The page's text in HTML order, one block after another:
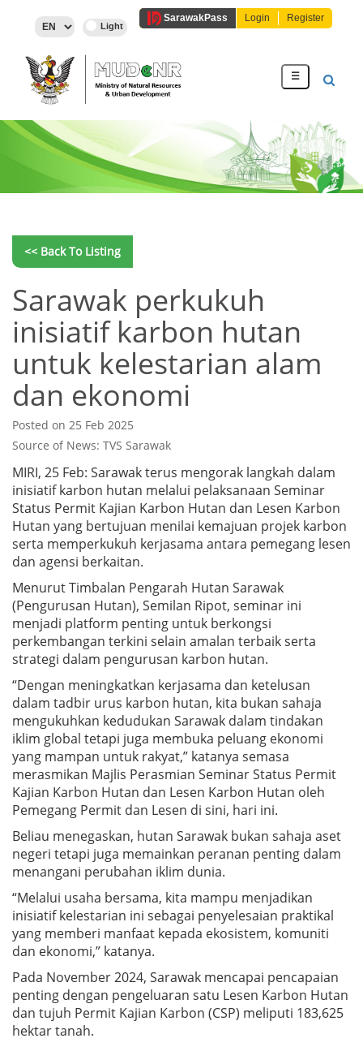
SarawakPass Login Register
☰
<< Back To Listing
Sarawak perkukuh
inisiatif karbon hutan
untuk kelestarian alam
dan ekonomi
Posted on 25 Feb 2025
Source of News: TVS Sarawak
MIRI, 25 Feb: Sarawak terus mengorak langkah dalam
inisiatif karbon hutan melalui pelaksanaan Seminar
Status Permit Kajian Karbon Hutan dan Lesen Karbon
Hutan yang bertujuan menilai kemajuan projek karbon
serta memperkukuh kerjasama antara pemegang lesen
dan agensi berkaitan.
Menurut Timbalan Pengarah Hutan Sarawak
(Pengurusan Hutan), Semilan Ripot, seminar ini
menjadi platform penting untuk berkongsi
perkembangan terkini selain amalan terbaik serta
strategi dalam pengurusan karbon hutan.
“Dengan meningkatkan kerjasama dan ketelusan
dalam tadbir urus karbon hutan, kita bukan sahaja
mengukuhkan kedudukan Sarawak dalam tindakan
iklim global tetapi juga membuka peluang ekonomi
yang mampan untuk rakyat,” katanya semasa
merasmikan Majlis Perasmian Seminar Status Permit
Kajian Karbon Hutan dan Lesen Karbon Hutan oleh
Pemegang Permit dan Lesen di sini, hari ini.
Beliau menegaskan, hutan Sarawak bukan sahaja aset
negeri tetapi juga memainkan peranan penting dalam
menangani perubahan iklim dunia.
“Melalui usaha bersama, kita mampu menjadikan
inisiatif kelestarian ini sebagai penyelesaian praktikal
yang memberi manfaat kepada ekosistem, komuniti
dan ekonomi,” katanya.
Pada November 2024, Sarawak mencapai pencapaian
penting dengan pengeluaran satu Lesen Karbon Hutan
dan tujuh Permit Kajian Karbon (CSP) meliputi 183,625
hektar tanah.